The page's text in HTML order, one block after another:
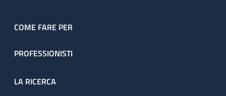
COME FARE PER
PROFESSIONISTI
LA RICERCA